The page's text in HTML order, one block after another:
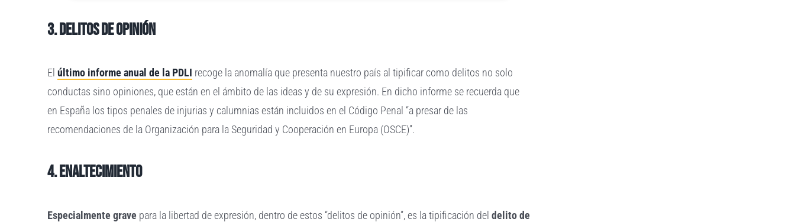
3. Delitos de opinión
Elúltimo informe anual de la PDLI recoge la anomalía que presenta nuestro país al tipificar como delitos no solo
conductas sino opiniones, que están en el ámbito de las ideas y de su expresión. En dicho informe se recuerda que
en España los tipos penales de injurias y calumnias están incluidos en el Código Penal “a presar de las
recomendaciones de la Organización para la Seguridad y Cooperación en Europa (OSCE)”.
4. Enaltecimiento
Especialmente grave para la libertad de expresión, dentro de estos “delitos de opinión”, es la tipificación deldelito de